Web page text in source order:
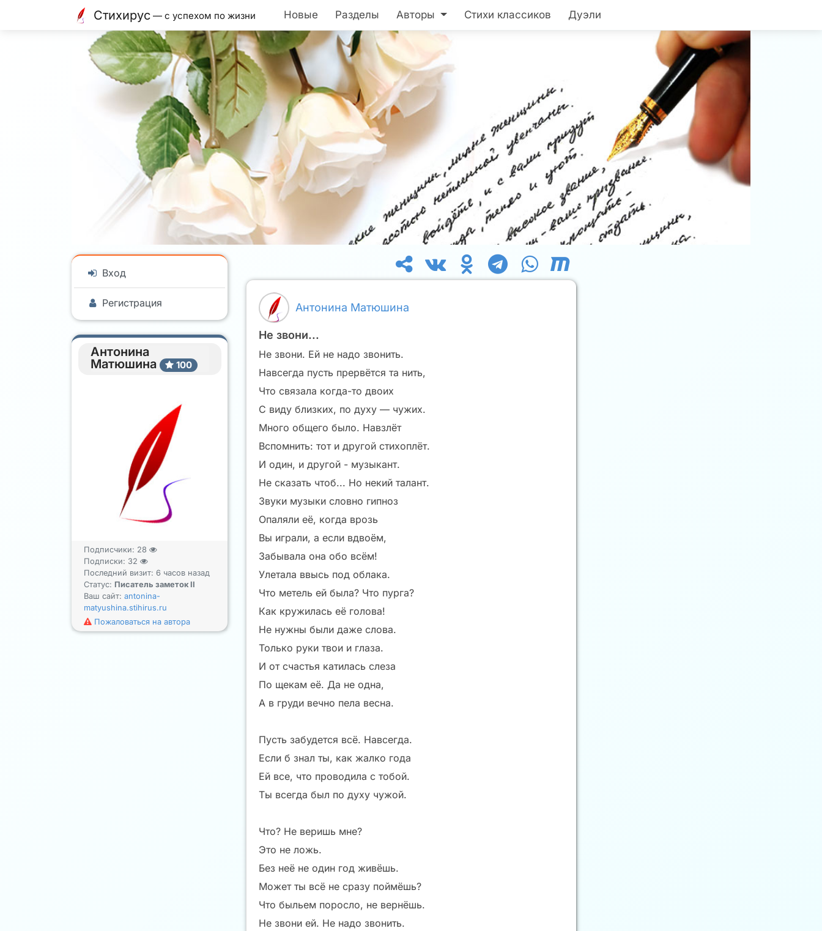
Стихирус — с успехом по жизни Новые Разделы Авторы Стихи классиков Дуэли
Вход
Регистрация
Антонина
Матюшина
100
Подписчики: 28
Подписки: 32
Последний визит: 6 часов назад
Статус: Писатель заметок II
Ваш сайт: antonina-
matyushina.stihirus.ru
Пожаловаться на автора
Антонина Матюшина
Не звони...
Не звони. Ей не надо звонить.
Навсегда пусть прервётся та нить,
Что связала когда-то двоих
С виду близких, по духу — чужих.
Много общего было. Навзлёт
Вспомнить: тот и другой стихоплёт.
И один, и другой - музыкант.
Не сказать чтоб... Но некий талант.
Звуки музыки словно гипноз
Опаляли её, когда врозь
Вы играли, а если вдвоём,
Забывала она обо всём!
Улетала ввысь под облака.
Что метель ей была? Что пурга?
Как кружилась её голова!
Не нужны были даже слова.
Только руки твои и глаза.
И от счастья катилась слеза
По щекам её. Да не одна,
А в груди вечно пела весна.
Пусть забудется всё. Навсегда.
Если б знал ты, как жалко года
Ей все, что проводила с тобой.
Ты всегда был по духу чужой.
Что? Не веришь мне?
Это не ложь.
Без неё не один год живёшь.
Может ты всё не сразу поймёшь?
Что быльем поросло, не вернёшь.
Не звони ей. Не надо звонить.